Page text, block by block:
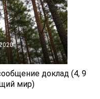
доклад (4, 9
мир)